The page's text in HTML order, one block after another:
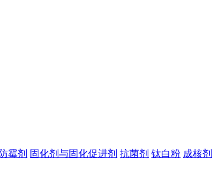
防霉剂 固化剂与固化促进剂 抗菌剂 钛白粉 成核剂